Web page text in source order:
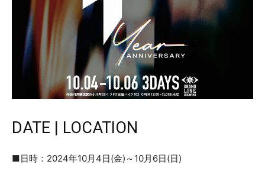
DATE | LOCATION
■日時：2024年10月4日(金)～10月6日(日)